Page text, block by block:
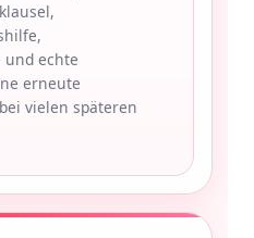
echte
erneute
vielen späteren